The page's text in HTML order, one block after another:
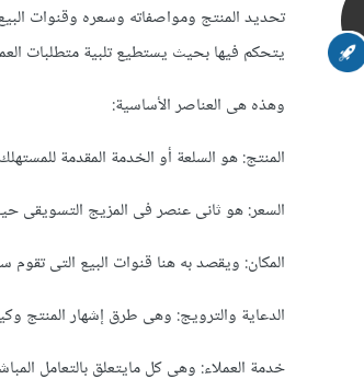
تحديد المنتج ومواصفاته وسعره وقنوات
يتحكم فيها بحيث يستطيع تلبية متطلبات
وهذه هى العناصر الأساسية:
المنتج: هو السلعة أو الخدمة المقدمة
السعر: هو ثانى عنصر فى المزيج التسويقى
المكان: ويقصد به هنا قنوات البيع التى تقوم
الدعاية والترويج: وهى طرق إشهار المنتج
خدمة العملاء: وهى كل مايتعلق بالتعامل